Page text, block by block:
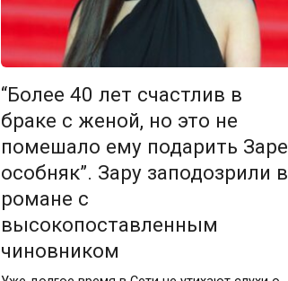
“Более 40 лет счастлив в
браке с женой, но это не
помешало ему подарить Заре
особняк”. Зару заподозрили в
романе с
высокопоставленным
чиновником